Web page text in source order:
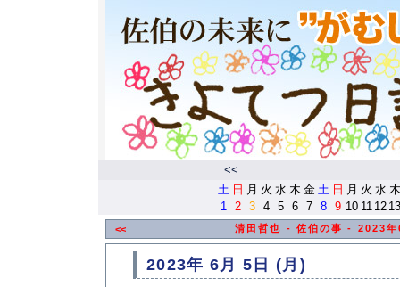
<<
土 日 月 火 水 木 金 土 日 月 火 水 木
1
2 3 4 5 6 7 8 9 10 11 12 13
<< 清田哲也 - 佐伯の事 - 2023年
2023年 6月 5日 (月)